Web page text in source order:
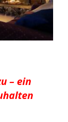
– ein